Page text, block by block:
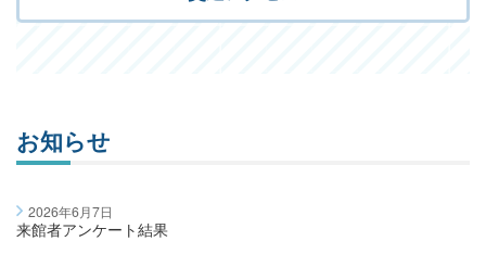
お知らせ
来館者アンケート結果
2026年6月7日